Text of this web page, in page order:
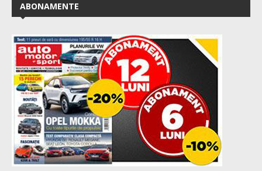
ABONAMENTE